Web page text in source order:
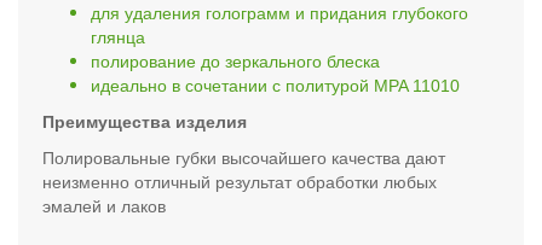
для удаления голограмм и придания глубокого
глянца
полирование до зеркального блеска
идеально в сочетании с политурой MPA 11010
Преимущества изделия
Полировальные губки высочайшего качества дают
неизменно отличный результат обработки любых
эмалей и лаков